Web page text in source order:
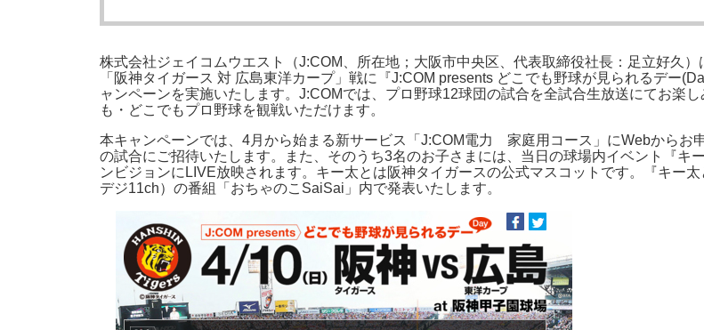
株式会社ジェイコムウエスト（J:COM、所在地；大阪市中央区、代表取締役社長：足立好久
「阪神タイガース 対 広島東洋カープ」戦に『J:COM presents どこでも野球が見られるデー
ャンペーンを実施いたします。J:COMでは、プロ野球12球団の試合を全試合生放送にてお楽
も・どこでもプロ野球を観戦いただけます。
本キャンペーンでは、4月から始まる新サービス「J:COM電力 家庭用コース」にWebからお
の試合にご招待いたします。また、そのうち3名のお子さまには、当日の球場内イベント『キ
ンビジョンにLIVE放映されます。キー太とは阪神タイガースの公式マスコットです。『キー
デジ11ch）の番組「おちゃのこSaiSai」内で発表いたします。